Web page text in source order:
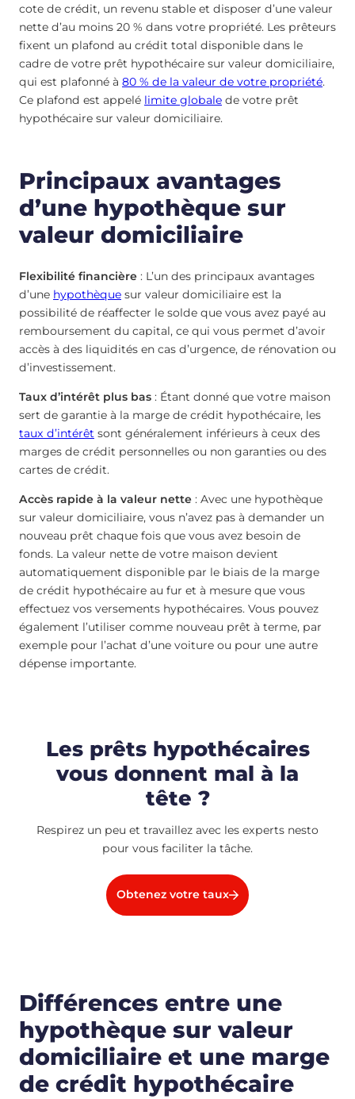
cote de crédit, un revenu stable et disposer d’une valeur
nette d’au moins 20 % dans votre propriété. Les prêteurs
fixent un plafond au crédit total disponible dans le
cadre de votre prêt hypothécaire sur valeur domiciliaire,
qui est plafonné à 80 % de la valeur de votre propriété.
Ce plafond est appelé limite globale de votre prêt
hypothécaire sur valeur domiciliaire.
Principaux avantages
d’une hypothèque sur
valeur domiciliaire
Flexibilité financière : L’un des principaux avantages
d’une hypothèque sur valeur domiciliaire est la
possibilité de réaffecter le solde que vous avez payé au
remboursement du capital, ce qui vous permet d’avoir
accès à des liquidités en cas d’urgence, de rénovation ou
d’investissement.
Taux d’intérêt plus bas : Étant donné que votre maison
sert de garantie à la marge de crédit hypothécaire, les
taux d’intérêt sont généralement inférieurs à ceux des
marges de crédit personnelles ou non garanties ou des
cartes de crédit.
Accès rapide à la valeur nette : Avec une hypothèque
sur valeur domiciliaire, vous n’avez pas à demander un
nouveau prêt chaque fois que vous avez besoin de
fonds. La valeur nette de votre maison devient
automatiquement disponible par le biais de la marge
de crédit hypothécaire au fur et à mesure que vous
effectuez vos versements hypothécaires. Vous pouvez
également l’utiliser comme nouveau prêt à terme, par
exemple pour l’achat d’une voiture ou pour une autre
dépense importante.
Les prêts hypothécaires
vous donnent mal à la
tête ?
Respirez un peu et travaillez avec les experts nesto
pour vous faciliter la tâche.
Obtenez votre taux
Différences entre une
hypothèque sur valeur
domiciliaire et une marge
de crédit hypothécaire